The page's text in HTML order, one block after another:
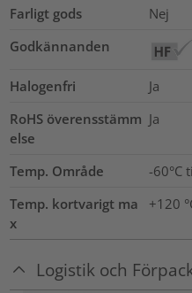
Farligt gods
Nej
Godkännanden
Halogenfri
Ja
RoHS överensstämm
else
Ja
Temp. Område
-60°C
Temp. kortvarigt ma
x
+120
Logistik och